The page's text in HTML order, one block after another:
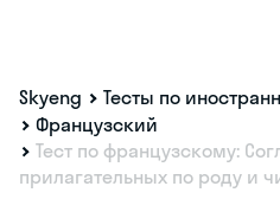
Skyeng
Тесты по
Французский
Тест по французскому:
прилагательных по роду и